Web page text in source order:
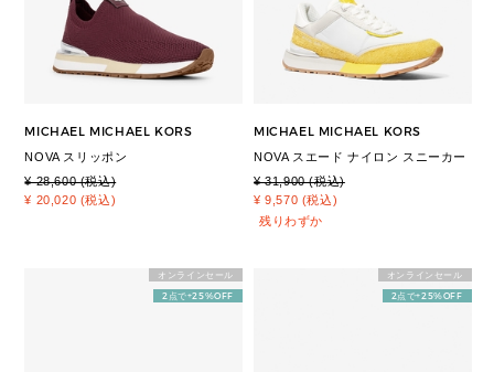
MICHAEL MICHAEL KORS
NOVA スリッポン
¥ 28,600 (税込)
¥ 20,020 (税込)
MICHAEL MICHAEL KORS
NOVA スエード ナイロン スニーカー
¥ 31,900 (税込)
¥ 9,570 (税込)
残りわずか
オンラインセール
2点で+25%OFF
オンラインセール
2点で+25%OFF